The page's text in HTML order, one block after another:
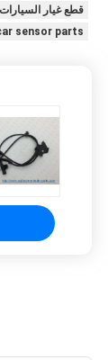
قطع غيار السيارات
sensor parts